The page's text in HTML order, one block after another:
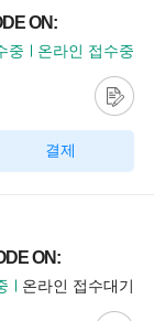
ON:
중 온라인 접수중
결제
ON:
온라인 접수대기